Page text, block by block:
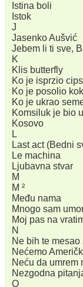
Istina boli
Istok
J
Jasenko Aušvić
Jebem li ti sve,
K
Klis butterfly
Ko je isprzio
Ko je posolio
Ko je ukrao
Komsiluk je bio
Kosovo
L
Last act (Bedni
Le machina
Ljubavna stvar
M
M ²
Među nama
Mnogo sam
Moj pas na
N
Ne bih te mesao
Nećemo
Neću da umrem
Nezgodna
O